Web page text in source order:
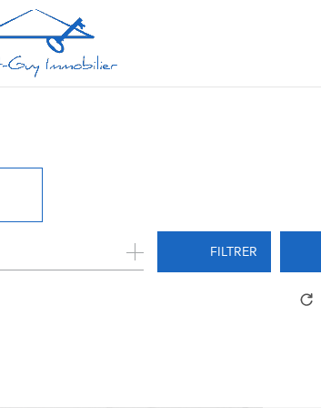
FILTRER